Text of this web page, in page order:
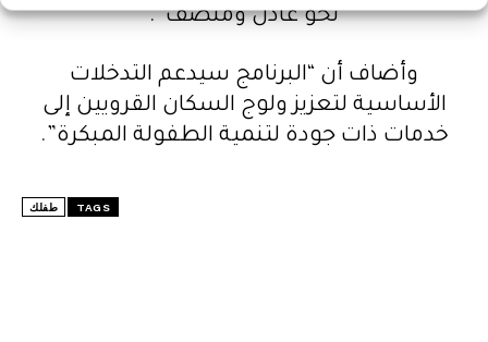
نحو عادل ومنصف”.
وأضاف أن “البرنامج سيدعم التدخلات
الأساسية لتعزيز ولوج السكان القرويين إلى
خدمات ذات جودة لتنمية الطفولة المبكرة”.
TAGS طفلك